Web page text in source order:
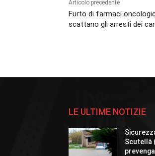
Articolo precedente
Furto di farmaci
scattano gli arresti dei
LE ULTIME NOTIZIE
Scutellà